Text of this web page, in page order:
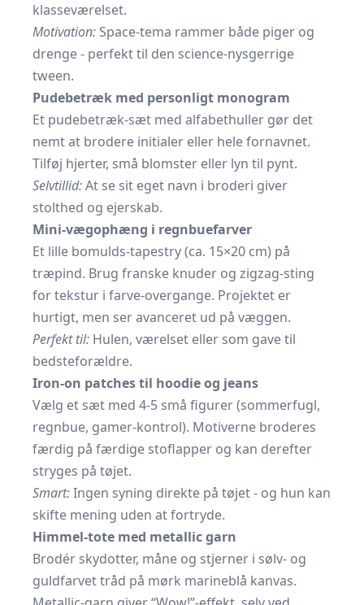
klasseværelset.
Motivation: Space-tema rammer både piger og
drenge - perfekt til den science-nysgerrige
tween.
Pudebetræk med personligt monogram
Et pudebetræk-sæt med alfabethuller gør det
nemt at brodere initialer eller hele fornavnet.
Tilføj hjerter, små blomster eller lyn til pynt.
Selvtillid:At se sit eget navn i broderi giver
stolthed og ejerskab.
Mini-vægophæng i regnbuefarver
Et lille bomulds-tapestry (ca. 15×20 cm) på
træpind. Brug franske knuder og zigzag-sting
for tekstur i farve-overgange. Projektet er
hurtigt, men ser avanceret ud på væggen.
Perfekt til: Hulen, værelset eller som gave til
bedsteforældre.
Iron-on patches til hoodie og jeans
Vælg et sæt med 4-5 små figurer (sommerfugl,
regnbue, gamer-kontrol). Motiverne broderes
færdig på færdige stoflapper og kan derefter
stryges på tøjet.
Smart:Ingen syning direkte på tøjet - og hun kan
skifte mening uden at fortryde.
Himmel-tote med metallic garn
Brodér skydotter, måne og stjerner i sølv- og
guldfarvet tråd på mørk marineblå kanvas.